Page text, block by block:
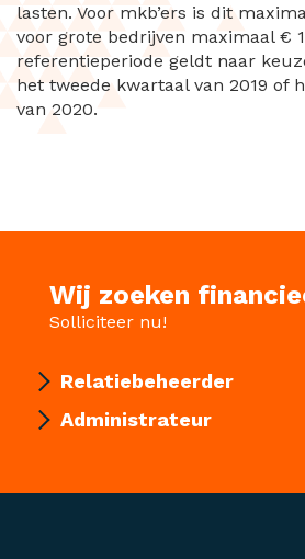
lasten. Voor mkb’ers is dit
voor grote bedrijven maximaal €
referentieperiode geldt naar
het tweede kwartaal van 2019 of
van 2020.
Wij zoeken
Solliciteer nu!
Relatiebeheerder
Administrateur